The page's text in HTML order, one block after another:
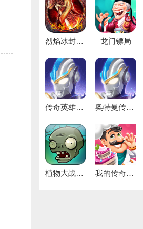
烈焰冰封最新免费版 龙门镖局
传奇英雄无限宝石安卓直装版 奥特曼传奇英雄版
植物大战僵尸1中文原版 我的传奇餐厅